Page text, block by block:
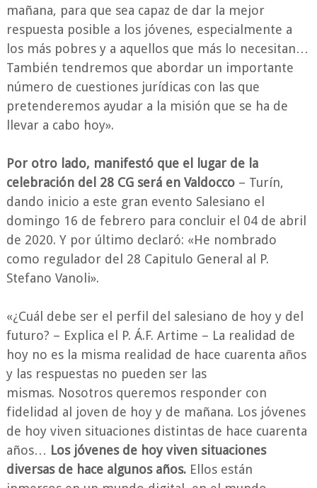
mañana, para que sea capaz de dar la mejor
respuesta posible a los jóvenes, especialmente a
los más pobres y a aquellos que más lo necesitan…
También tendremos que abordar un importante
número de cuestiones jurídicas con las que
pretenderemos ayudar a la misión que se ha de
llevar a cabo hoy».
Por otro lado, manifestó que el lugar de la
celebración del 28 CG será en Valdocco– Turín,
dando inicio a este gran evento Salesiano el
domingo 16 de febrero para concluir el 04 de abril
de 2020. Y por último declaró: «He nombrado
como regulador del 28 Capitulo General al P.
Stefano Vanoli».
«¿Cuál debe ser el perfil del salesiano de hoy y del
futuro? – Explica el P. Á.F. Artime – La realidad de
hoy no es la misma realidad de hace cuarenta años
y las respuestas no pueden ser las
mismas. Nosotros queremos responder con
fidelidad al joven de hoy y de mañana. Los jóvenes
de hoy viven situaciones distintas de hace cuarenta
años… Los jóvenes de hoy viven situaciones
diversas de hace algunos años.Ellos están